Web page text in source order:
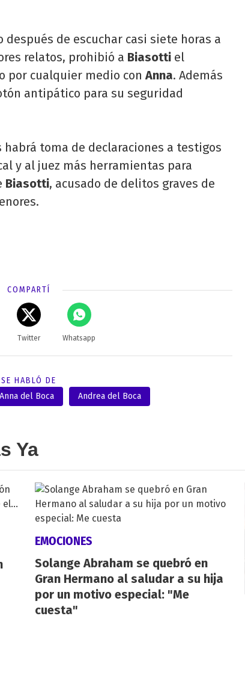
de escuchar casi siete horas a
relatos, prohibió a Biasotti el
por cualquier medio conAnna. Además
antipático para su seguridad
toma de declaraciones a testigos
y al juez más herramientas para
Biasotti, acusado de delitos graves de
COMPARTÍ
Twitter Whatsapp
SE HABLÓ DE
Anna del Boca Andrea del Boca
Ya
EMOCIONES
Solange Abraham se quebró en
Gran Hermano al saludar a su hija
por un motivo especial: "Me
cuesta"